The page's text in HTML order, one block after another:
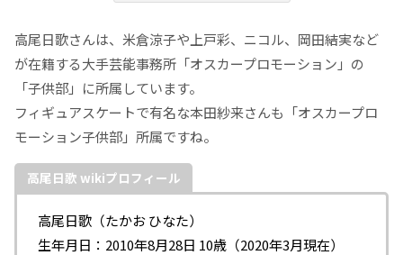
高尾日歌さんは、米倉涼子や上戸彩、ニコル、岡田結実など
が在籍する大手芸能事務所「オスカープロモーション」の
「子供部」に所属しています。
フィギュアスケートで有名な本田紗来さんも「オスカープロ
モーション子供部」所属ですね。
高尾日歌 wikiプロフィール
高尾日歌（たかお ひなた）
生年月日：2010年8月28日 10歳（2020年3月現在）